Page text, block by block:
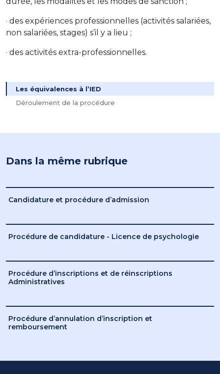
· des expériences professionnelles (activités salariées,
non salariées, stages) s’il y a lieu ;
· des activités extra-professionnelles.
Les équivalences à l’IED
Déroulement de la procédure
Dans la même rubrique
Candidature et procédure d’admission
Procédure de candidature - Licence de psychologie
Procédure d’inscriptions et de réinscriptions
Administratives
Procédure d’annulation d’inscription et
remboursement